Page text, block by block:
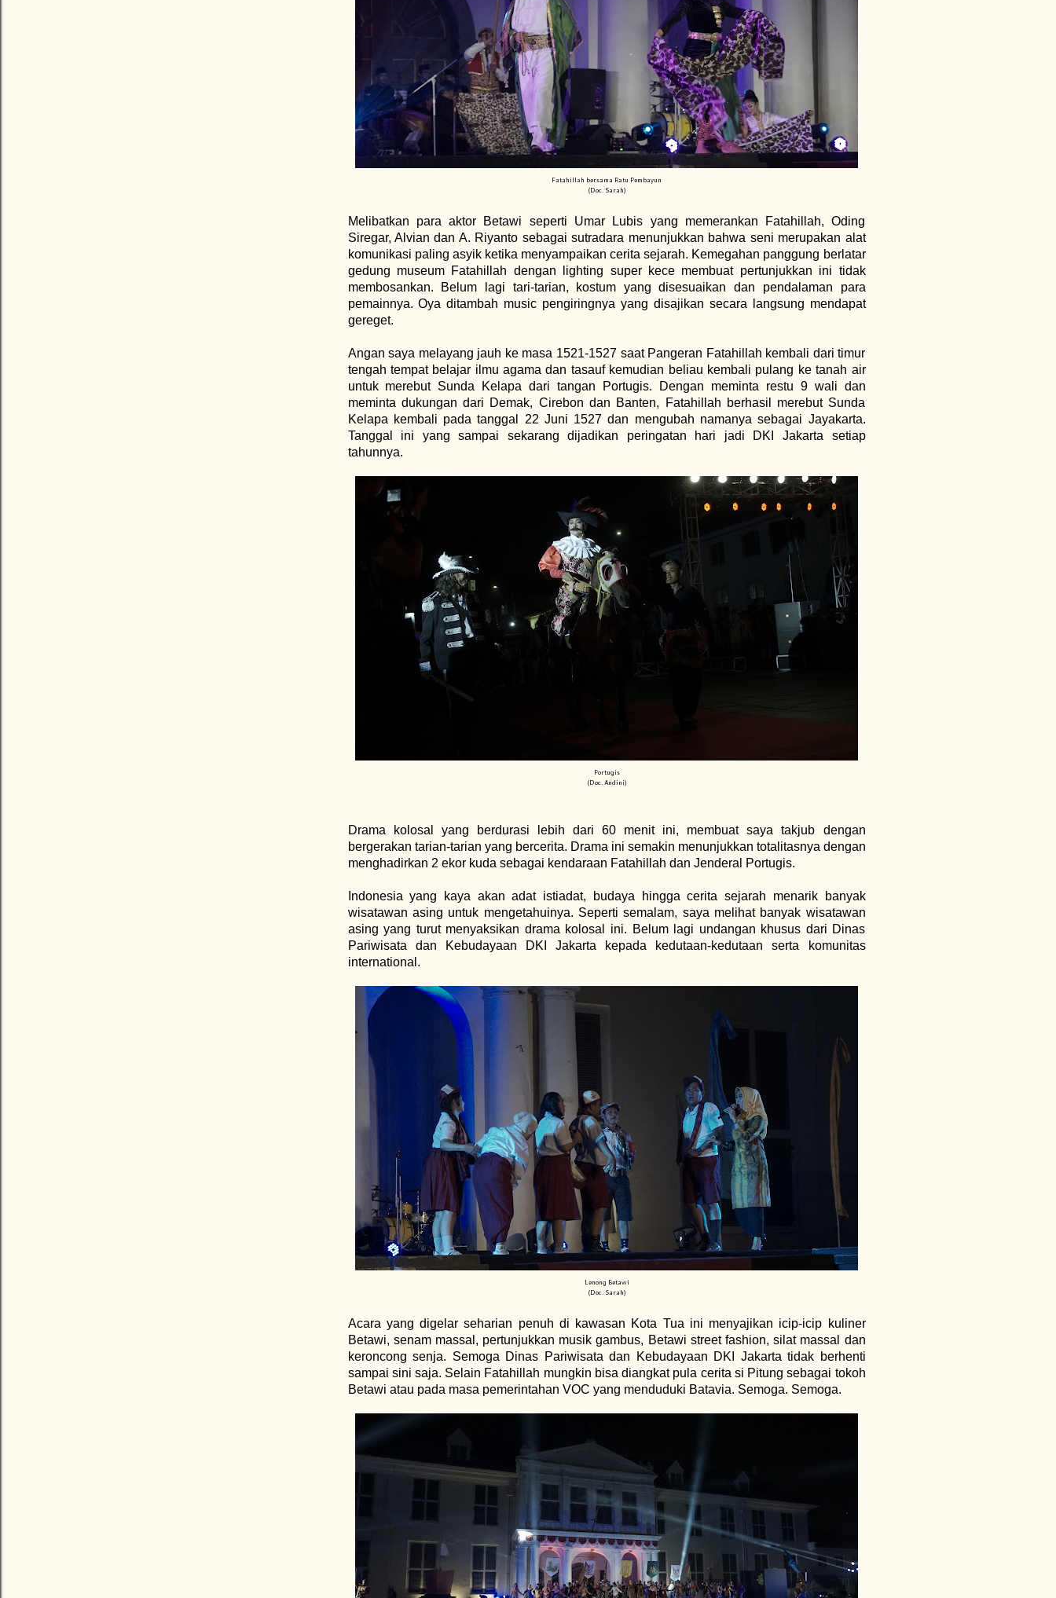
Fatahillah bersama Ratu Pembayun
(Doc. Sarah)
Melibatkan para aktor Betawi seperti Umar Lubis yang memerankan Fatahillah, Oding
Siregar, Alvian dan A. Riyanto sebagai sutradara menunjukkan bahwa seni merupakan alat
komunikasi paling asyik ketika menyampaikan cerita sejarah. Kemegahan panggung berlatar
gedung museum Fatahillah dengan lighting super kece membuat pertunjukkan ini tidak
membosankan. Belum lagi tari-tarian, kostum yang disesuaikan dan pendalaman para
pemainnya. Oya ditambah music pengiringnya yang disajikan secara langsung mendapat
gereget.
Angan saya melayang jauh ke masa 1521-1527 saat Pangeran Fatahillah kembali dari timur
tengah tempat belajar ilmu agama dan tasauf kemudian beliau kembali pulang ke tanah air
untuk merebut Sunda Kelapa dari tangan Portugis. Dengan meminta restu 9 wali dan
meminta dukungan dari Demak, Cirebon dan Banten, Fatahillah berhasil merebut Sunda
Kelapa kembali pada tanggal 22 Juni 1527 dan mengubah namanya sebagai Jayakarta.
Tanggal ini yang sampai sekarang dijadikan peringatan hari jadi DKI Jakarta setiap
tahunnya.
Portugis
(Doc. Andini)
Drama kolosal yang berdurasi lebih dari 60 menit ini, membuat saya takjub dengan
bergerakan tarian-tarian yang bercerita. Drama ini semakin menunjukkan totalitasnya dengan
menghadirkan 2 ekor kuda sebagai kendaraan Fatahillah dan Jenderal Portugis.
Indonesia yang kaya akan adat istiadat, budaya hingga cerita sejarah menarik banyak
wisatawan asing untuk mengetahuinya. Seperti semalam, saya melihat banyak wisatawan
asing yang turut menyaksikan drama kolosal ini. Belum lagi undangan khusus dari Dinas
Pariwisata dan Kebudayaan DKI Jakarta kepada kedutaan-kedutaan serta komunitas
international.
Lenong Betawi
(Doc. Sarah)
Acara yang digelar seharian penuh di kawasan Kota Tua ini menyajikan icip-icip kuliner
Betawi, senam massal, pertunjukkan musik gambus, Betawi street fashion, silat massal dan
keroncong senja. Semoga Dinas Pariwisata dan Kebudayaan DKI Jakarta tidak berhenti
sampai sini saja. Selain Fatahillah mungkin bisa diangkat pula cerita si Pitung sebagai tokoh
Betawi atau pada masa pemerintahan VOC yang menduduki Batavia. Semoga. Semoga.